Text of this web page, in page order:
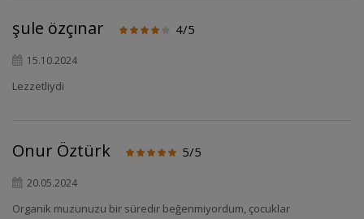
şule özçınar 4/5
15.10.2024
Lezzetliydi
Onur Öztürk 5/5
20.05.2024
Organik muzunuzu bir süredir beğenmiyordum, çocuklar